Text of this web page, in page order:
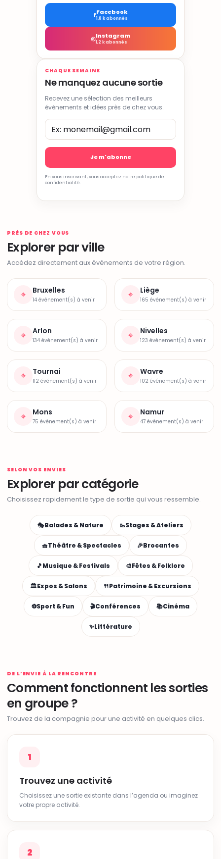
fFacebook
1,8 k abonnés
◎Instagram
1,2 k abonnés
CHAQUE SEMAINE
Ne manquez aucune sortie
Recevez une sélection des meilleurs
événements et idées près de chez vous.
En vous inscrivant, vous acceptez notre politique de
confidentialité.
PRÈS DE CHEZ VOUS
Explorer par ville
Accédez directement aux événements de votre région.
⌖ Bruxelles
14 événement(s) à venir ⌖ Liège
165 événement(s) à venir
⌖ Arlon
134 événement(s) à venir ⌖ Nivelles
123 événement(s) à venir
⌖ Tournai
112 événement(s) à venir ⌖ Wavre
102 événement(s) à venir
⌖ Mons
75 événement(s) à venir ⌖ Namur
47 événement(s) à venir
SELON VOS ENVIES
Explorer par catégorie
Choisissez rapidement le type de sortie qui vous ressemble.
🎭Balades & Nature 🥾Stages & Ateliers
🧺Théâtre & Spectacles 🎉Brocantes
🎵Musique & Festivals 🎨Fêtes & Folklore
🏛️Expos & Salons 🍴Patrimoine & Excursions
⚽Sport & Fun 🎬Conférences 📚Cinéma
✨Littérature
DE L’ENVIE À LA RENCONTRE
Comment fonctionnent les sorties
en groupe ?
Trouvez de la compagnie pour une activité en quelques clics.
1
Trouvez une activité
Choisissez une sortie existante dans l’agenda ou imaginez
votre propre activité.
2